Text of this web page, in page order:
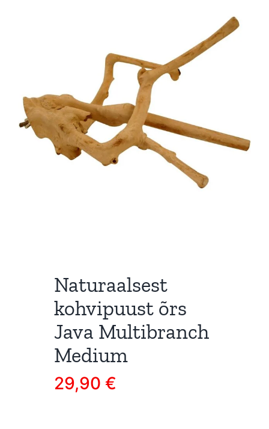
Ettevõttest
Kontakt
Naturaalsest
kohvipuust õrs
Java Multibranch
Medium
29,90 €